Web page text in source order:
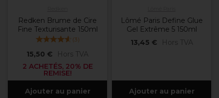
Redken Brume de Cire
Fine Texturisante 150ml
(3)
15,50 €
Hors TVA
2 ACHETÉS, 20% DE
REMISE!
Ajouter au panier
Lômé Paris Define Glue
Gel Extrême 5 150ml
13,45 €
Hors TVA
Ajouter au panier